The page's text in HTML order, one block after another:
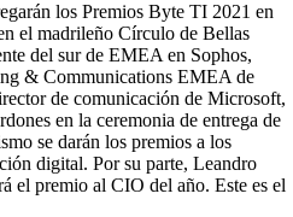
los Premios Byte TI 2021 en
el madrileño Círculo de Bellas
del sur de EMEA en Sophos,
& Communications EMEA de
de comunicación de Microsoft,
en la ceremonia de entrega de
se darán los premios a los
digital. Por su parte, Leandro
el premio al CIO del año. Este es el